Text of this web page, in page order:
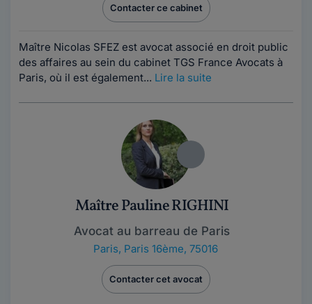
Contacter ce cabinet
Maître Nicolas SFEZ est avocat associé en droit public
des affaires au sein du cabinet TGS France Avocats à
Paris, où il est également... Lire la suite
Maître Pauline RIGHINI
Avocat au barreau de Paris
Paris, Paris 16ème, 75016
Contacter cet avocat